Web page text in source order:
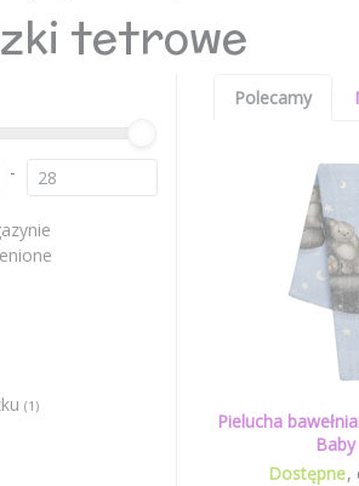
tetrowe
-
(1)
Polecamy
Pielucha
Dostępne